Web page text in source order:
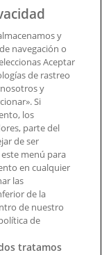
o en la
y
navegación o
Aceptar
de rastreo
y
Si
los
parte del
de ser
menú para
en cualquier
las
de la
de nuestro
de
tratamos